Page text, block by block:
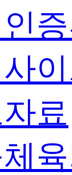
증
료